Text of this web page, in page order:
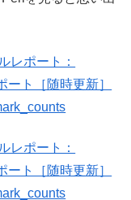
レポート：
ト［随時更新］
レポート：
ト［随時更新］